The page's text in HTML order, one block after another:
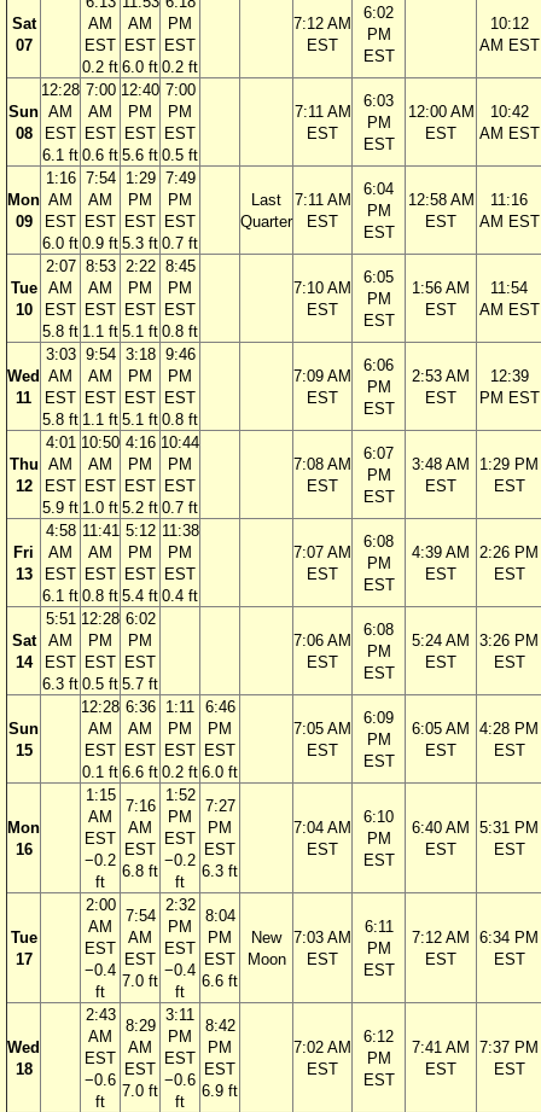
Sat
07
AM
EST
0.2 ft
AM
EST
6.0 ft
PM
EST
0.2 ft
7:12 AM
EST
6:02
PM
EST
10:12
AM EST
Sun
08
12:28
AM
EST
6.1 ft
7:00
AM
EST
0.6 ft
12:40
PM
EST
5.6 ft
7:00
PM
EST
0.5 ft
7:11 AM
EST
6:03
PM
EST
12:00 AM
EST
10:42
AM EST
Mon
09
1:16
AM
EST
6.0 ft
7:54
AM
EST
0.9 ft
1:29
PM
EST
5.3 ft
7:49
PM
EST
0.7 ft
Last
Quarter
7:11 AM
EST
6:04
PM
EST
12:58 AM
EST
11:16
AM EST
Tue
10
2:07
AM
EST
5.8 ft
8:53
AM
EST
1.1 ft
2:22
PM
EST
5.1 ft
8:45
PM
EST
0.8 ft
7:10 AM
EST
6:05
PM
EST
1:56 AM
EST
11:54
AM EST
Wed
11
3:03
AM
EST
5.8 ft
9:54
AM
EST
1.1 ft
3:18
PM
EST
5.1 ft
9:46
PM
EST
0.8 ft
7:09 AM
EST
6:06
PM
EST
2:53 AM
EST
12:39
PM EST
Thu
12
4:01
AM
EST
5.9 ft
10:50
AM
EST
1.0 ft
4:16
PM
EST
5.2 ft
10:44
PM
EST
0.7 ft
7:08 AM
EST
6:07
PM
EST
3:48 AM
EST
1:29 PM
EST
Fri
13
4:58
AM
EST
6.1 ft
11:41
AM
EST
0.8 ft
5:12
PM
EST
5.4 ft
11:38
PM
EST
0.4 ft
7:07 AM
EST
6:08
PM
EST
4:39 AM
EST
2:26 PM
EST
Sat
14
5:51
AM
EST
6.3 ft
12:28
PM
EST
0.5 ft
6:02
PM
EST
5.7 ft
7:06 AM
EST
6:08
PM
EST
5:24 AM
EST
3:26 PM
EST
Sun
15
12:28
AM
EST
0.1 ft
6:36
AM
EST
6.6 ft
1:11
PM
EST
0.2 ft
6:46
PM
EST
6.0 ft
7:05 AM
EST
6:09
PM
EST
6:05 AM
EST
4:28 PM
EST
Mon
16
1:15
AM
EST
−0.2
ft
7:16
AM
EST
6.8 ft
1:52
PM
EST
−0.2
ft
7:27
PM
EST
6.3 ft
7:04 AM
EST
6:10
PM
EST
6:40 AM
EST
5:31 PM
EST
Tue
17
2:00
AM
EST
−0.4
ft
7:54
AM
EST
7.0 ft
2:32
PM
EST
−0.4
ft
8:04
PM
EST
6.6 ft
New
Moon
7:03 AM
EST
6:11
PM
EST
7:12 AM
EST
6:34 PM
EST
Wed
18
2:43
AM
EST
−0.6
ft
8:29
AM
EST
7.0 ft
3:11
PM
EST
−0.6
ft
8:42
PM
EST
6.9 ft
7:02 AM
EST
6:12
PM
EST
7:41 AM
EST
7:37 PM
EST